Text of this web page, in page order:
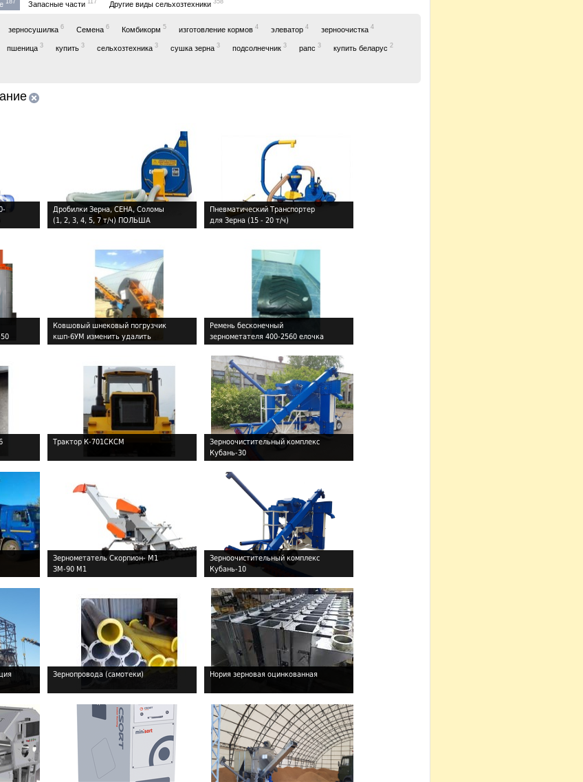
187 Запасные части 117 Другие виды сельхозтехники 358
зерносушилка 6 Семена 6 Комбикорм 5 изготовление кормов 4 элеватор 4 зерноочистка 4
пшеница 3 купить 3 сельхозтехника 3 сушка зерна 3 подсолнечник 3 рапс 3 купить беларус 2
Дробилки Зерна, СЕНА, Соломы
(1, 2, 3, 4, 5, 7 т/ч) ПОЛЬША
Пневматический Транспортер
для Зерна (15 - 20 т/ч)
Ковшовый шнековый погрузчик
кшп-6УМ изменить удалить
Ремень бесконечный
зернометателя 400-2560 елочка
Трактор К-701СКСМ
Зерноочистительный комплекс
Кубань-30
Зернометатель Скорпион- М1
ЗМ-90 М1
Зерноочистительный комплекс
Кубань-10
Зернопровода (самотеки) Нория зерновая оцинкованная